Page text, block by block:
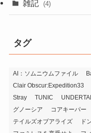
雑記 (4)
タグ
AI：ソムニウムファイル
Clair Obscur:Expedition33
Stray
TUNIC
グノーシア
コアキーパー
テイルズオブアライズ
ド